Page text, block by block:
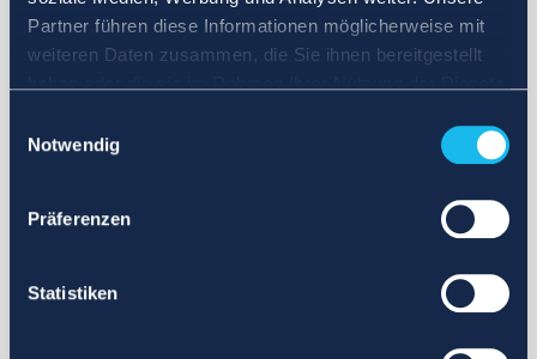
Partner führen diese Informationen möglicherweise mit
weiteren Daten zusammen, die Sie ihnen bereitgestellt
Notwendig
Präferenzen
Statistiken